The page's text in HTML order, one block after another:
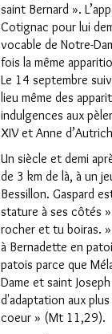
saint Bernard ».
Cotignac pour lui
vocable de Notre-
fois la même
Le 14 septembre
lieu même des
indulgences aux
XIV et Anne
Un siècle et demi
de 3 km de là, à un
Bessillon. Gaspard
stature à ses côtés
rocher et tu boiras.
à Bernadette en
patois parce que
Dame et saint
d'adaptation aux
coeur » (Mt 11,29).